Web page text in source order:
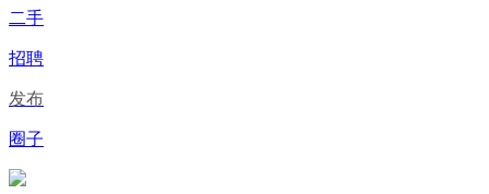
二手
招聘
发布
圈子